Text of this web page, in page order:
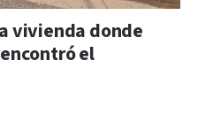
vivienda donde
el